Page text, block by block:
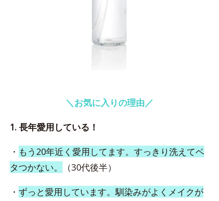
＼お気に入りの理由／
1. 長年愛用している！
・ もう20年近く愛用してます。すっきり洗えてベ
タつかない。
（30代後半）
・ ずっと愛用しています。馴染みがよくメイクが